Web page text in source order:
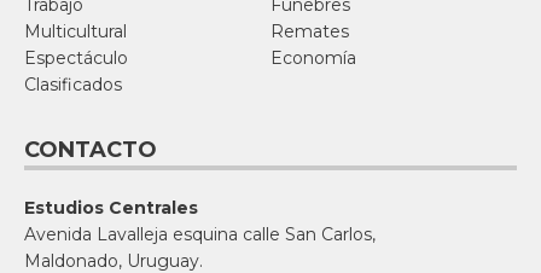
Trabajo
Fúnebres
Multicultural
Remates
Espectáculo
Economía
Clasificados
CONTACTO
Estudios Centrales
Avenida Lavalleja esquina calle San Carlos,
Maldonado, Uruguay.